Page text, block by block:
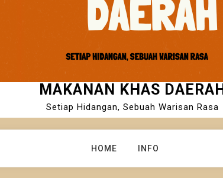
MAKANAN KHAS DAERAH
Setiap Hidangan, Sebuah Warisan Rasa
HOME INFO